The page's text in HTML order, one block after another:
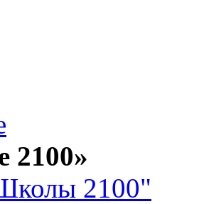
2100»
2100"